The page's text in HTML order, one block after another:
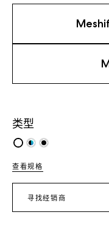
类型
查看规格
寻找经销商